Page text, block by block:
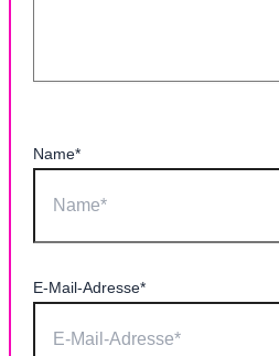
Name*
E-Mail-Adresse*